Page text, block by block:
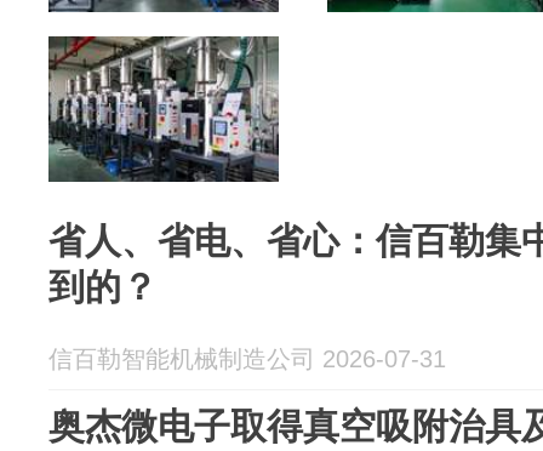
省人、省电、省心：信百勒集
到的？
信百勒智能机械制造公司 2026-07-31
奥杰微电子取得真空吸附治具